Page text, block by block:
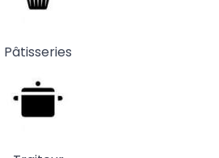
Pâtisseries